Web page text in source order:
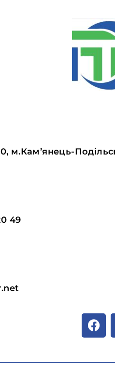
м.Кам’янець-
49